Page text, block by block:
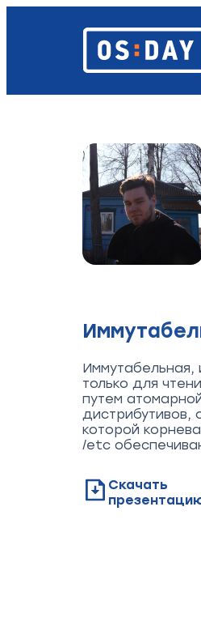
Иммутабельная,
только для
путем
дистрибутивов,
которой
/etc
Скачать